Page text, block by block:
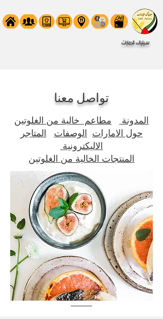
سيلياك الإمارات
تواصل معنا
المدونة
مطاعم خالية من الغلوتين
حول الامارات الوصفات
المتاجر
الاليكترونية
المنتجات الخالية من الغلوتين